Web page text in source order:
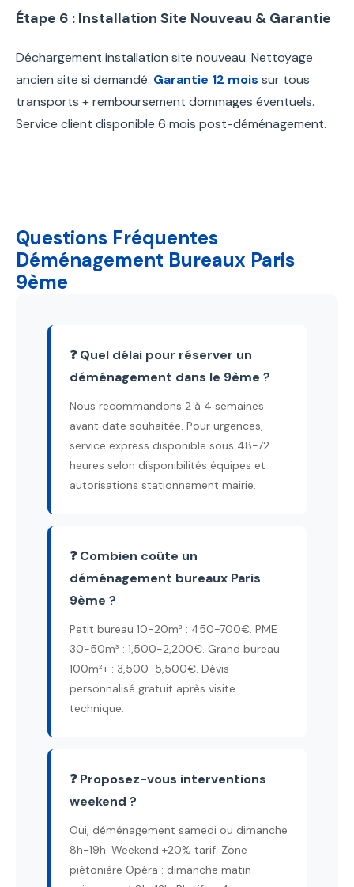
Étape 6 : Installation Site Nouveau & Garantie
Déchargement installation site nouveau. Nettoyage
ancien site si demandé. Garantie 12 mois sur tous
transports + remboursement dommages éventuels.
Service client disponible 6 mois post-déménagement.
Questions Fréquentes
Déménagement Bureaux Paris
9ème
❓ Quel délai pour réserver un
déménagement dans le 9ème ?
Nous recommandons 2 à 4 semaines
avant date souhaitée. Pour urgences,
service express disponible sous 48-72
heures selon disponibilités équipes et
autorisations stationnement mairie.
❓ Combien coûte un
déménagement bureaux Paris
9ème ?
Petit bureau 10-20m³ : 450-700€. PME
30-50m³ : 1,500-2,200€. Grand bureau
100m²+ : 3,500-5,500€. Dévis
personnalisé gratuit après visite
technique.
❓ Proposez-vous interventions
weekend ?
Oui, déménagement samedi ou dimanche
8h-19h. Weekend +20% tarif. Zone
piétonière Opéra : dimanche matin